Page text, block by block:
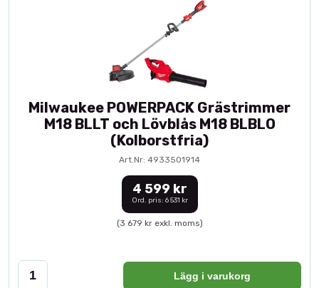
Milwaukee POWERPACK Grästrimmer
M18 BLLT och Lövblås M18 BLBLO
(Kolborstfria)
Art.Nr: 4933501914
4 599 kr
Ord. pris: 6 531 kr
(3 679 kr exkl. moms)
Lägg i varukorg